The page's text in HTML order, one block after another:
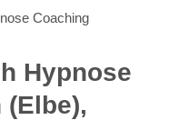
Coaching
Hypnose